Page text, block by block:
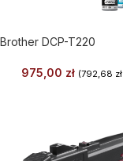
Brother DCP-T220
975,00 zł (792,68 zł